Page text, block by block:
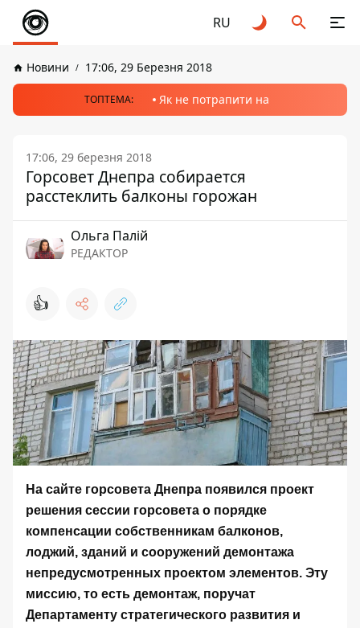
RU
Новини 17:06, 29 Березня 2018
ТОПТЕМА: Як не потрапити на
17:06, 29 березня 2018
Горсовет Днепра собирается
расстеклить балконы горожан
Ольга Палій
РЕДАКТОР
👍
На сайте горсовета Днепра появился проект
решения сессии горсовета о порядке
компенсации собственникам балконов,
лоджий, зданий и сооружений демонтажа
непредусмотренных проектом элементов. Эту
миссию, то есть демонтаж, поручат
Департаменту стратегического развития и